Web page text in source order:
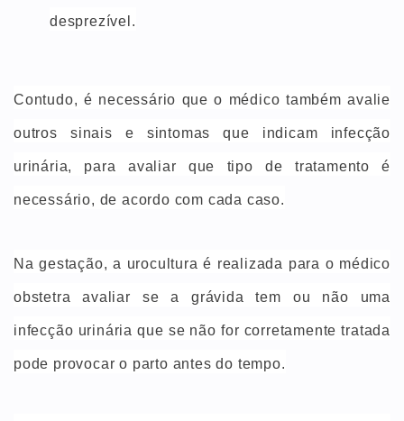
desprezível.
Contudo, é necessário que o médico também avalie
outros sinais e sintomas que indicam infecção
urinária, para avaliar que tipo de tratamento é
necessário, de acordo com cada caso.
Na gestação, a urocultura é realizada para o médico
obstetra avaliar se a grávida tem ou não uma
infecção urinária que se não for corretamente tratada
pode provocar o parto antes do tempo.